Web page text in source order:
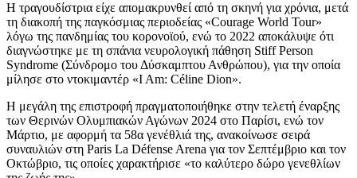
Η τραγουδίστρια είχε απομακρυνθεί από τη σκηνή για χρόνια, μετά
τη διακοπή της παγκόσμιας περιοδείας «Courage World Tour»
λόγω της πανδημίας του κορονοϊού, ενώ το 2022 αποκάλυψε ότι
διαγνώστηκε με τη σπάνια νευρολογική πάθηση Stiff Person
Syndrome (Σύνδρομο του Δύσκαμπτου Ανθρώπου), για την οποία
μίλησε στο ντοκιμαντέρ «I Am: Céline Dion».
Η μεγάλη της επιστροφή πραγματοποιήθηκε στην τελετή έναρξης
των Θερινών Ολυμπιακών Αγώνων 2024 στο Παρίσι, ενώ τον
Μάρτιο, με αφορμή τα 58α γενέθλιά της, ανακοίνωσε σειρά
συναυλιών στη Paris La Défense Arena για τον Σεπτέμβριο και τον
Οκτώβριο, τις οποίες χαρακτήρισε «το καλύτερο δώρο γενεθλίων